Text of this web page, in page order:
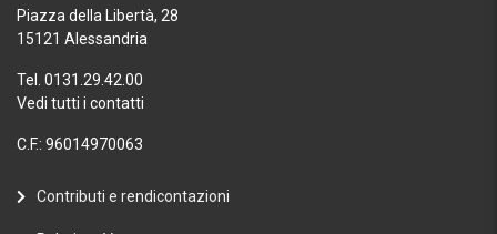
Piazza della Libertà, 28
15121 Alessandria
Tel. 0131.29.42.00
Vedi tutti i contatti
C.F.: 96014970063
Contributi e rendicontazioni